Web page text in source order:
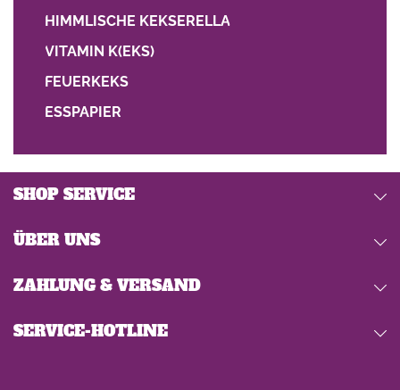
HIMMLISCHE KEKSERELLA
VITAMIN K(EKS)
FEUERKEKS
ESSPAPIER
SERVICE-HOTLINE
SHOP SERVICE
ÜBER UNS
ZAHLUNG & VERSAND